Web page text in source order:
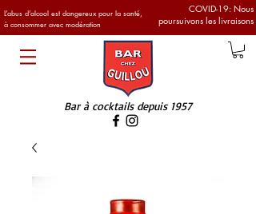
L’abus d’alcool est dangereux pour la santé,
à consommer avec modération
COVID-19: Nous
poursuivons les livraisons
Bar à cocktailsdepuis 1957